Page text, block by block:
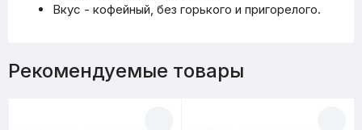
Вкус - кофейный, без горького и пригорелого.
Рекомендуемые товары